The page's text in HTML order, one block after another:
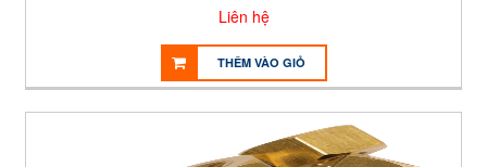
Liên hệ
THÊM VÀO GIỎ